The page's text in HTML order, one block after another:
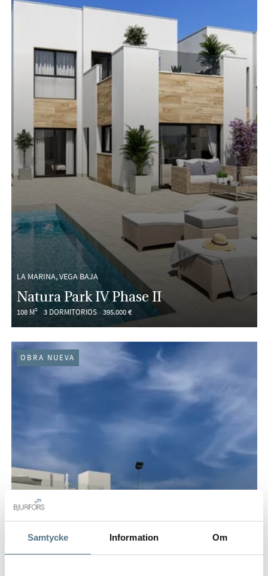
Samtycke Information Om
LA MARINA, VEGA BAJA
Natura Park IV Phase II
108 M² 3 DORMITORIOS 395.000 €
OBRA NUEVA